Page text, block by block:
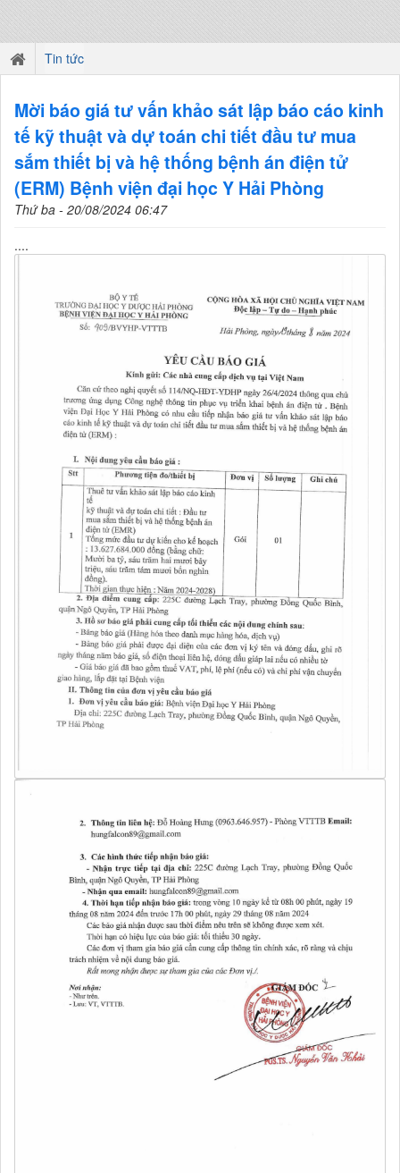
Tin tức
Mời báo giá tư vấn khảo sát lập báo cáo kinh
tế kỹ thuật và dự toán chi tiết đầu tư mua
sắm thiết bị và hệ thống bệnh án điện tử
(ERM) Bệnh viện đại học Y Hải Phòng
Thứ ba - 20/08/2024 06:47
....